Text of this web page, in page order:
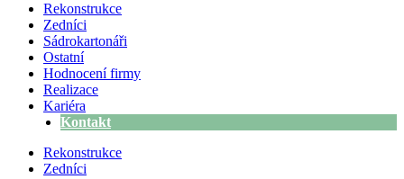
Rekonstrukce
Zedníci
Sádrokartonáři
Ostatní
Hodnocení firmy
Realizace
Kariéra
Kontakt
Rekonstrukce
Zedníci